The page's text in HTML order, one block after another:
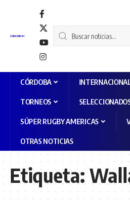
CÓRDOBA
TORNEOS
SÚPER RUGBY AMERICAS
OTRAS NOTICIAS
Etiqueta: